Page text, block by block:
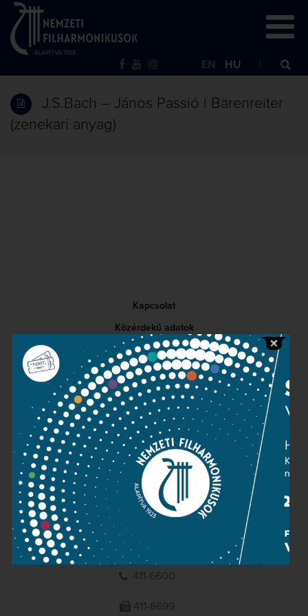
EN HU
J.S.Bach – János Passió | Bärenreiter
(zenekari anyag)
Kapcsolat
Közérdekű adatok
Sajtószoba
Adatvédelem
Impresszum
NEMZETI
FILHARMONIKUSOK
1095 Budapest, Komor Marcell u. 1. (Müpa)
411-6600
411-6699